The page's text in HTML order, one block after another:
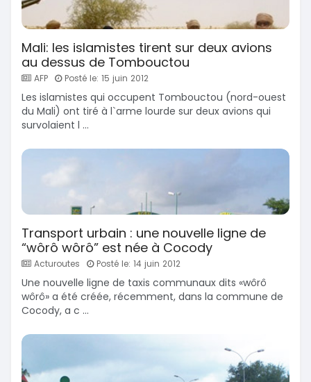
Mali: les islamistes tirent sur deux avions
au dessus de Tombouctou
AFP Posté le: 15 juin 2012
Les islamistes qui occupent Tombouctou (nord-ouest
du Mali) ont tiré à l`arme lourde sur deux avions qui
survolaient l ...
Transport urbain : une nouvelle ligne de
“wôrô wôrô” est née à Cocody
Acturoutes Posté le: 14 juin 2012
Une nouvelle ligne de taxis communaux dits «wôrô
wôrô» a été créée, récemment, dans la commune de
Cocody, a c ...